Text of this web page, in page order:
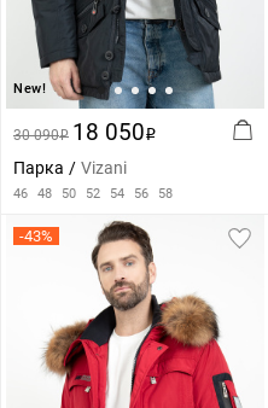
New!
30 090i 18 050i
Парка Vizani
46 48 50 52 54 56 58
-43%